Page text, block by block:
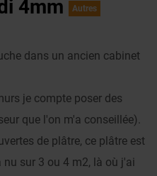
4mm Autres
dans un ancien cabinet
je compte poser des
que l'on m'a conseillée).
de plâtre, ce plâtre est
sur 3 ou 4 m2, là où j'ai